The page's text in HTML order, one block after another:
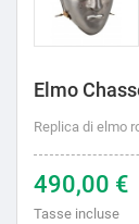
Elmo
Replica di elmo
490,00 €
Tasse incluse